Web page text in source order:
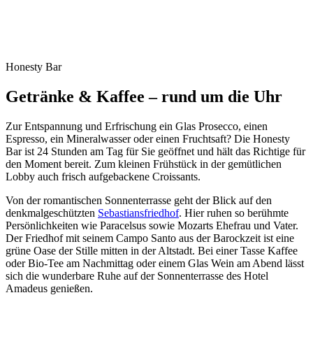
Honesty Bar
Getränke & Kaffee – rund um die Uhr
Zur Entspannung und Erfrischung ein Glas Prosecco, einen
Espresso, ein Mineralwasser oder einen Fruchtsaft? Die Honesty
Bar ist 24 Stunden am Tag für Sie geöffnet und hält das Richtige für
den Moment bereit. Zum kleinen Frühstück in der gemütlichen
Lobby auch frisch aufgebackene Croissants.
Von der romantischen Sonnenterrasse geht der Blick auf den
denkmalgeschützten Sebastiansfriedhof. Hier ruhen so berühmte
Persönlichkeiten wie Paracelsus sowie Mozarts Ehefrau und Vater.
Der Friedhof mit seinem Campo Santo aus der Barockzeit ist eine
grüne Oase der Stille mitten in der Altstadt. Bei einer Tasse Kaffee
oder Bio-Tee am Nachmittag oder einem Glas Wein am Abend lässt
sich die wunderbare Ruhe auf der Sonnenterrasse des Hotel
Amadeus genießen.